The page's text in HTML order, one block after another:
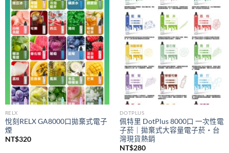
Add to
wishlist
RELX
悅刻RELX GA8000口拋棄式電子
煙
NT$320
Add to
DOTPLUS
佩特里 DotPlus 8000口 一次性電
子菸｜拋棄式大容量電子菸・台
灣現貨熱銷
NT$280